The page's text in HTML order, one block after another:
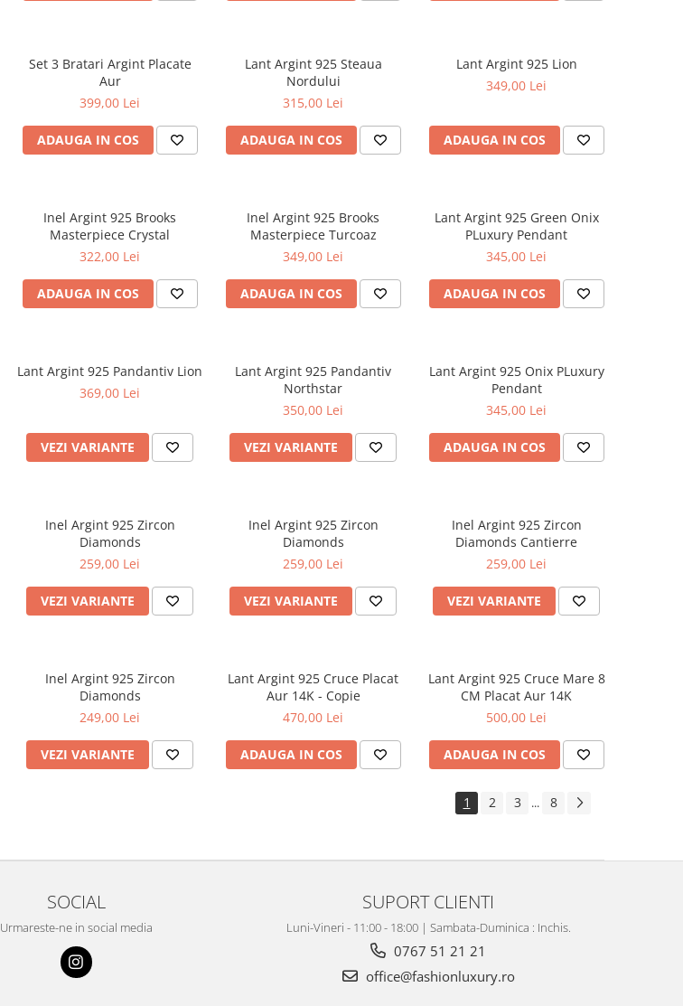
Set 3 Bratari Argint Placate
Aur
399,00 Lei
ADAUGA IN COS
Lant Argint 925 Steaua
Nordului
315,00 Lei
ADAUGA IN COS
Lant Argint 925 Lion
349,00 Lei
ADAUGA IN COS
Inel Argint 925 Brooks
Masterpiece Crystal
322,00 Lei
ADAUGA IN COS
Inel Argint 925 Brooks
Masterpiece Turcoaz
349,00 Lei
ADAUGA IN COS
Lant Argint 925 Green Onix
PLuxury Pendant
345,00 Lei
ADAUGA IN COS
Lant Argint 925 Pandantiv Lion
369,00 Lei
VEZI VARIANTE
Lant Argint 925 Pandantiv
Northstar
350,00 Lei
VEZI VARIANTE
Lant Argint 925 Onix PLuxury
Pendant
345,00 Lei
ADAUGA IN COS
Inel Argint 925 Zircon
Diamonds
259,00 Lei
VEZI VARIANTE
Inel Argint 925 Zircon
Diamonds
259,00 Lei
VEZI VARIANTE
Inel Argint 925 Zircon
Diamonds Cantierre
259,00 Lei
VEZI VARIANTE
Inel Argint 925 Zircon
Diamonds
249,00 Lei
VEZI VARIANTE
Lant Argint 925 Cruce Placat
Aur 14K - Copie
470,00 Lei
ADAUGA IN COS
Lant Argint 925 Cruce Mare 8
CM Placat Aur 14K
500,00 Lei
ADAUGA IN COS
1 2 3 ... 8
SOCIAL
Urmareste-ne in social media
SUPORT CLIENTI
Luni-Vineri - 11:00 - 18:00 | Sambata-Duminica : Inchis.
0767 51 21 21
office@fashionluxury.ro